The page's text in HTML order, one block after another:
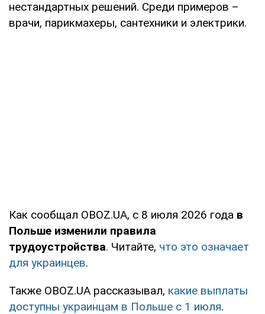
нестандартных решений. Среди примеров –
врачи, парикмахеры, сантехники и электрики.
Как сообщал OBOZ.UA, с 8 июля 2026 года в
Польше изменили правила
трудоустройства. Читайте, что это означает
для украинцев.
Также OBOZ.UA рассказывал, какие выплаты
доступны украинцам в Польше с 1 июля.